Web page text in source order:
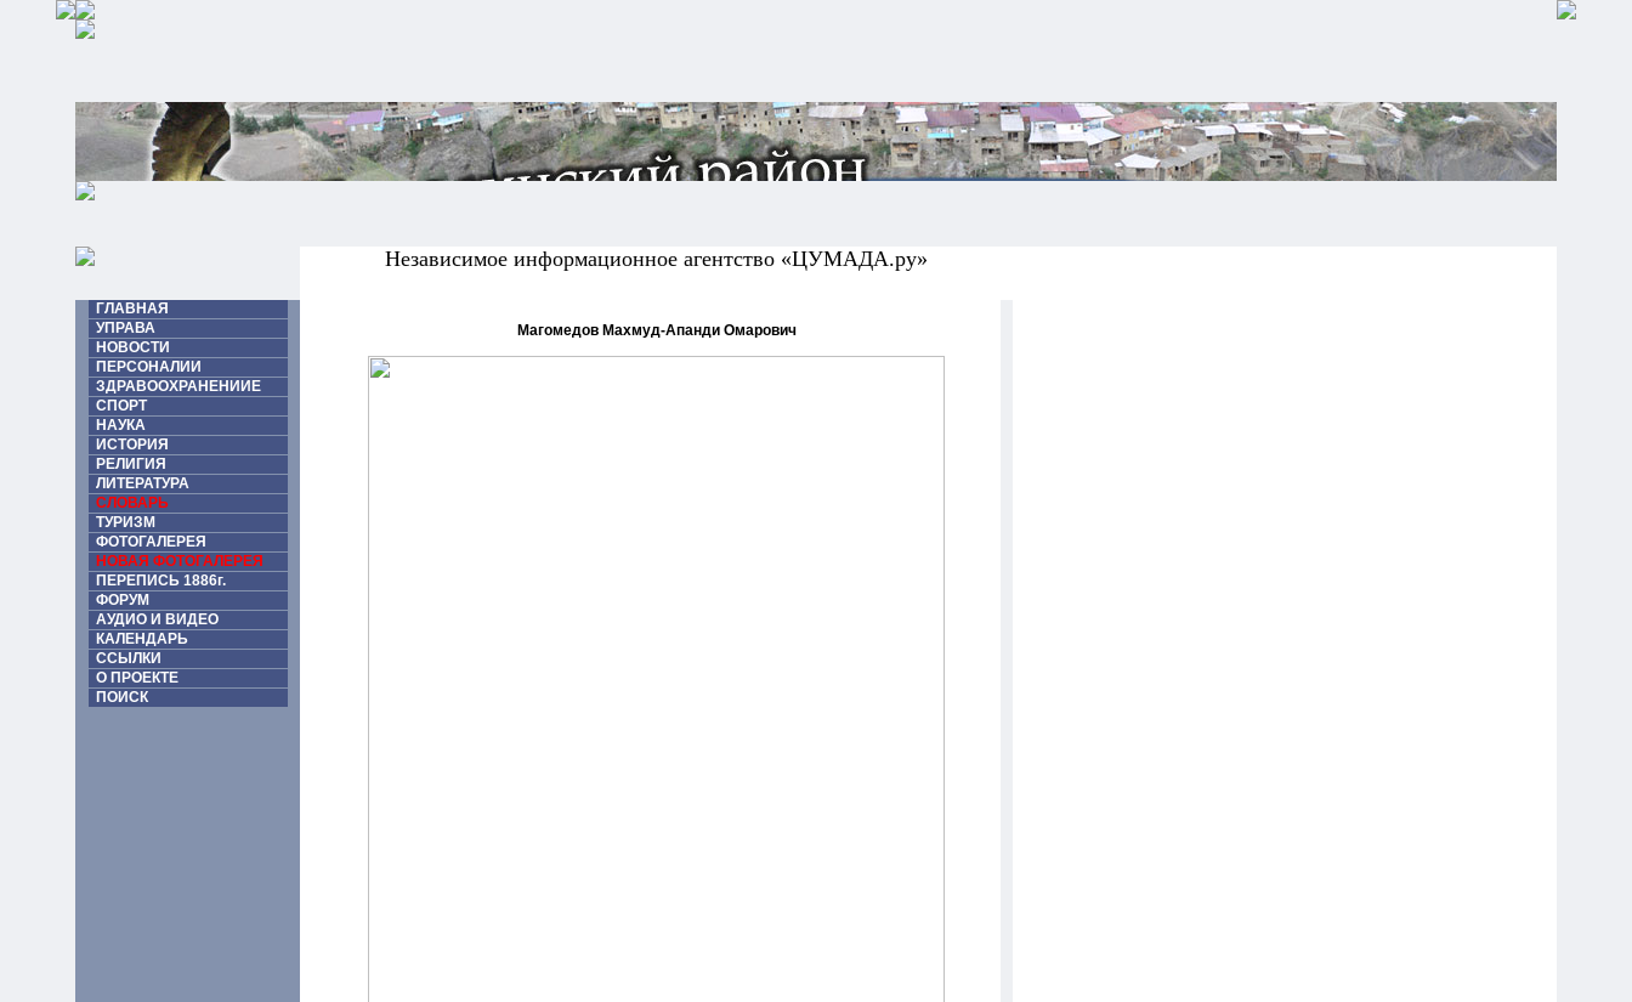
Независимое информационное агентство «ЦУМАДА.ру»
ГЛАВНАЯ
УПРАВА
НОВОСТИ
ПЕРСОНАЛИИ
ЗДРАВООХРАНЕНИИЕ
СПОРТ
НАУКА
ИСТОРИЯ
РЕЛИГИЯ
ЛИТЕРАТУРА
СЛОВАРЬ
ТУРИЗМ
ФОТОГАЛЕРЕЯ
НОВАЯ ФОТОГАЛЕРЕЯ
ПЕРЕПИСЬ 1886г.
ФОРУМ
АУДИО И ВИДЕО
КАЛЕНДАРЬ
ССЫЛКИ
О ПРОЕКТЕ
ПОИСК
Магомедов Махмуд-Апанди Омарович